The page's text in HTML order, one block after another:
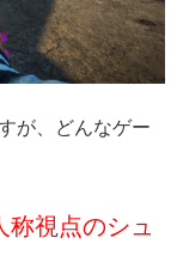
が、どんなゲー
称視点のシュ